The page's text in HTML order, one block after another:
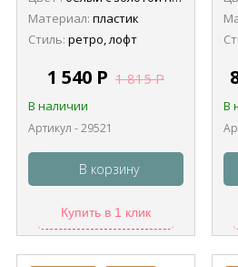
Материал: пластик
Стиль: ретро, лофт
1 540 Р 1 815Р
В наличии
Артикул - 29521
В корзину
Купить в 1 клик
В